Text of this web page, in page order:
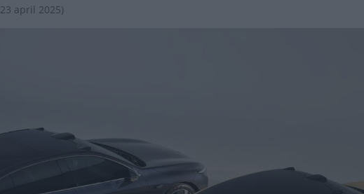
23 april 2025)